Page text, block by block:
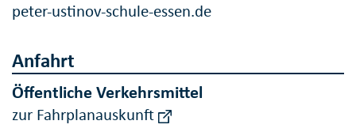
peter-ustinov-schule-essen.de
Anfahrt
Öffentliche Verkehrsmittel
zur Fahrplanauskunft